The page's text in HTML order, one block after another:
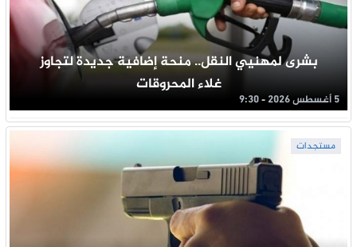
بشرى لمهنيي النقل.. منحة إضافية جديدة لتجاوز
غلاء المحروقات
5 أغسطس 2026 - 9:30
مستجدات